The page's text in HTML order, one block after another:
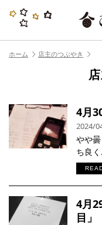
ホーム 店主のつぶやき
4月
2024/
やや
ち良
4月
目」